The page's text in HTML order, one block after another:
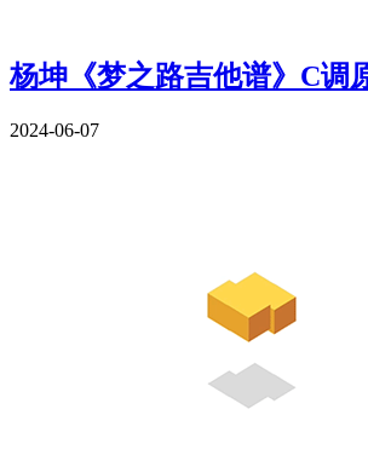
杨坤《梦之路吉他谱》C调
2024-06-07